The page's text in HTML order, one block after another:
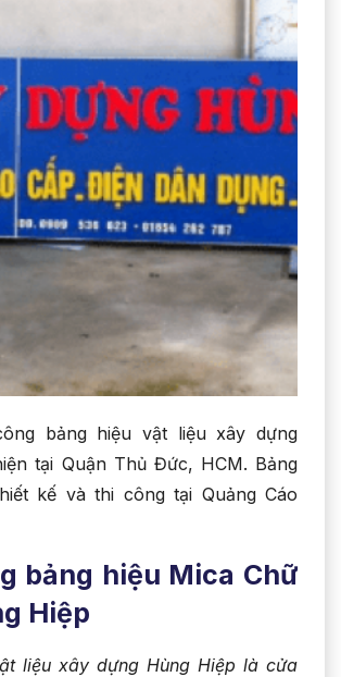
bảng hiệu vật liệu xây dựng
tại Quận Thủ Đức, HCM. Bảng
kế và thi công tại Quảng Cáo
bảng hiệu Mica Chữ
Hiệp
liệu xây dựng Hùng Hiệp là cửa